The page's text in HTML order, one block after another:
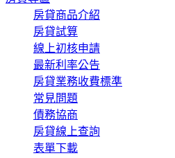
房貸商品介紹
房貸試算
線上初核申請
最新利率公告
房貸業務收費標準
常見問題
債務協商
房貸線上查詢
表單下載